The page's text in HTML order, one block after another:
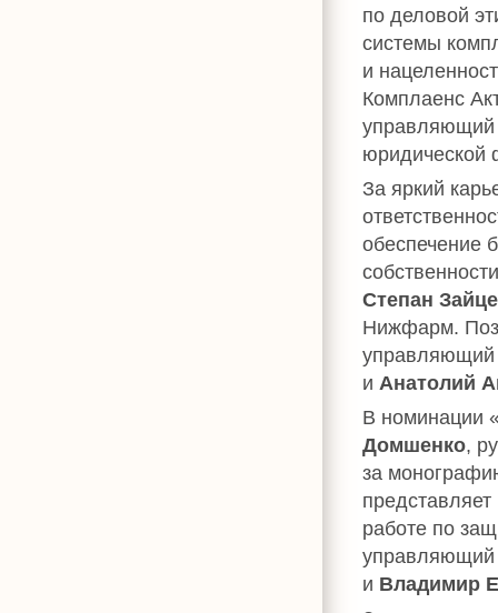
по деловой
системы
и
Комплаенс
управляющий
юридической
За яркий
обеспечение
Степан
Нижфарм.
управляющий
и Анатолий
В номинации
Домшенко,
за
работе по
управляющий
и Владимир